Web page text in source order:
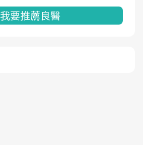
我要推薦良醫